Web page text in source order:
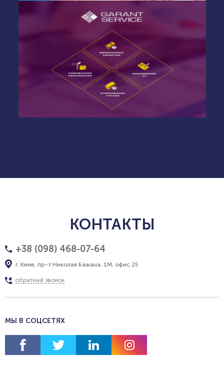
КОНТАКТЫ
+38 (098) 468-07-64
г. Киев, пр-т Николая Бажана, 1М, офис 25
обратный звонок
МЫ В СОЦСЕТЯХ